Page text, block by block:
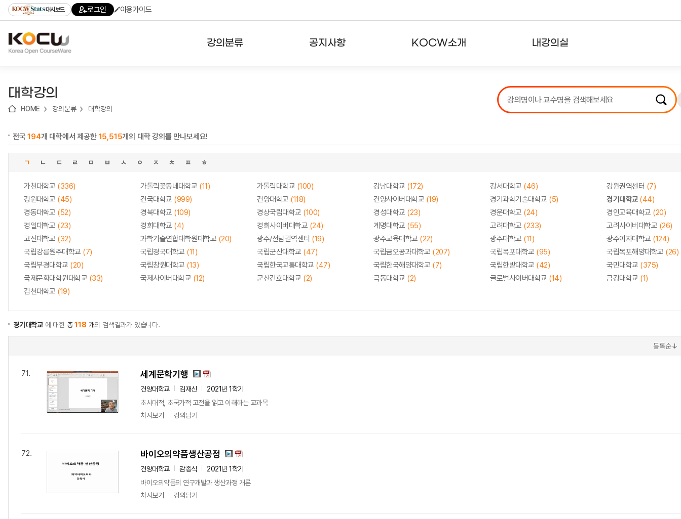
기
기
기
content)
가
대시보드 로그인 이용가이드
강의분류 공지사항 KOCW소개 내강의실
강의리스트
수강확인증강의
대학강의
HOME 강의분류 대학강의
전국194개 대학에서 제공한 15,515개의 대학 강의를 만나보세요!
ㄱ ㄴ ㄷ ㄹ ㅁ ㅂ ㅅ ㅇ ㅈ ㅊ ㅍ ㅎ
가천대학교 (336) 가톨릭꽃동네대학교 (11) 가톨릭대학교 (100) 강남대학교 (172) 강서대학교 (46) 강원권역센터 (7)
강원대학교 (45) 건국대학교 (999) 건양대학교 (118) 건양사이버대학교 (19) 경기과학기술대학교 (5) 경기대학교(44)
경동대학교 (52) 경북대학교 (109) 경상국립대학교 (100) 경성대학교 (23) 경운대학교 (24) 경인교육대학교 (20)
경일대학교 (23) 경희대학교 (4) 경희사이버대학교 (24) 계명대학교 (55) 고려대학교 (233) 고려사이버대학교 (26)
고신대학교 (32) 과학기술연합대학원대학교 (20) 광주/전남권역센터 (19) 광주교육대학교 (22) 광주대학교 (11) 광주여자대학교 (124)
국립강릉원주대학교 (7) 국립경국대학교 (11) 국립군산대학교 (47) 국립금오공과대학교 (207) 국립목포대학교 (95) 국립목포해양대학교 (26)
국립부경대학교 (20) 국립창원대학교 (13) 국립한국교통대학교 (47) 국립한국해양대학교 (7) 국립한밭대학교 (42) 국민대학교 (375)
국제문화대학원대학교 (33) 국제사이버대학교 (12) 군산간호대학교 (2) 극동대학교 (2) 글로벌사이버대학교 (14) 금강대학교 (1)
김천대학교 (19)
경기대학교 에 대한 총118 개의 검색결과가 있습니다.
등록순↓
71. 세계문학기행
건양대학교 김재신
2021년 1학기
초시대적, 초국가적 고전을 읽고 이해하는 교과목
차시보기
강의담기
72. 바이오의약품생산공정
건양대학교 감종식
2021년 1학기
바이오의약품의 연구개발과 생산과정 개론
차시보기
강의담기